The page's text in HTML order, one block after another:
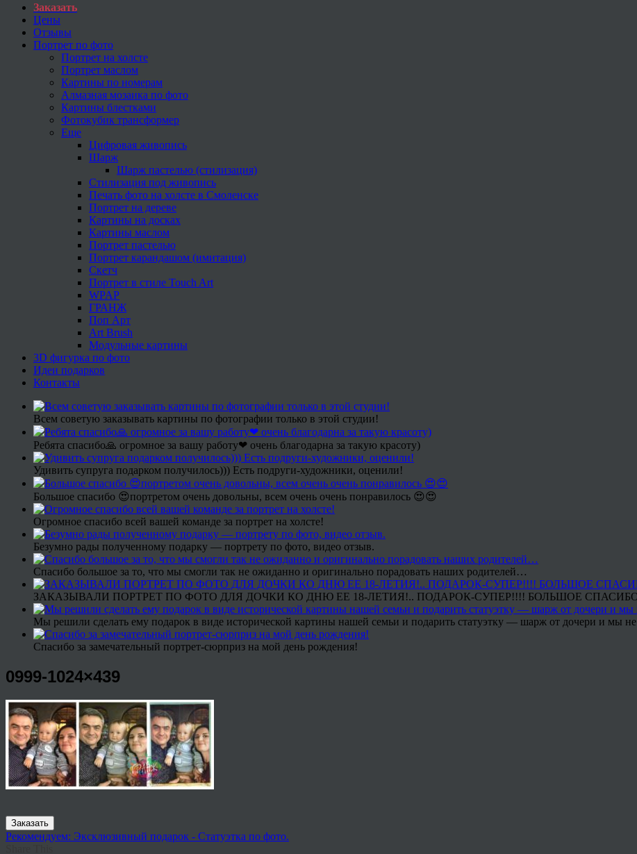
Заказать
Цены
Отзывы
Портрет по фото
Портрет на холсте
Портрет маслом
Картины по номерам
Алмазная мозаика по фото
Картины блестками
Фотокубик трансформер
Еще
Цифровая живопись
Шарж
Шарж пастелью (стилизация)
Стилизация под живопись
Печать фото на холсте в Смоленске
Портрет на дереве
Картины на досках
Картины маслом
Портрет пастелью
Портрет карандашом (имитация)
Скетч
Портрет в стиле Touch Art
WPAP
ГРАНЖ
Поп Арт
Art Brush
Модульные картины
3D фигурка по фото
Идеи подарков
Контакты
Всем советую заказывать картины по фотографии только в этой студии!
Ребята спасибо🙏 огромное за вашу работу❤ очень благодарна за такую красоту)
Удивить супруга подарком получилось))) Есть подруги-художники, оценили!
Большое спасибо 😍портретом очень довольны, всем очень очень понравилось 😍😍
Огромное спасибо всей вашей команде за портрет на холсте!
Безумно рады полученному подарку — портрету по фото, видео отзыв.
Спасибо большое за то, что мы смогли так не ожиданно и оригинально порадовать наших родителей…
ЗАКАЗЫВАЛИ ПОРТРЕТ ПО ФОТО ДЛЯ ДОЧКИ КО ДНЮ ЕЕ 18-ЛЕТИЯ!.. ПОДАРОК-СУПЕР!!!! БОЛЬШОЕ
Мы решили сделать ему подарок в виде исторической картины нашей семьи и подарить статуэтку — шарж от дочери и мы
Спасибо за замечательный портрет-сюрприз на мой день рождения!
0999-1024×439
Заказать
Рекомендуем: Эксклюзивный подарок - Статуэтка по фото.